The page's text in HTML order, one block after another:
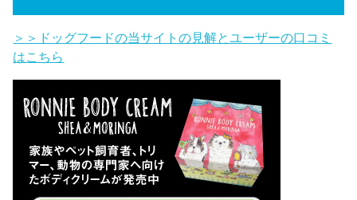
＞＞ドッグフードの当サイトの見解とユーザーの口コミ
はこちら